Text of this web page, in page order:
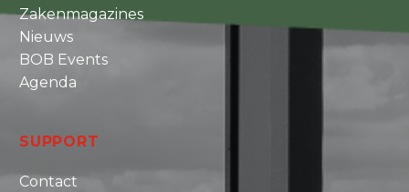
Zakenmagazines
Nieuws
BOB Events
Agenda
SUPPORT
Contact